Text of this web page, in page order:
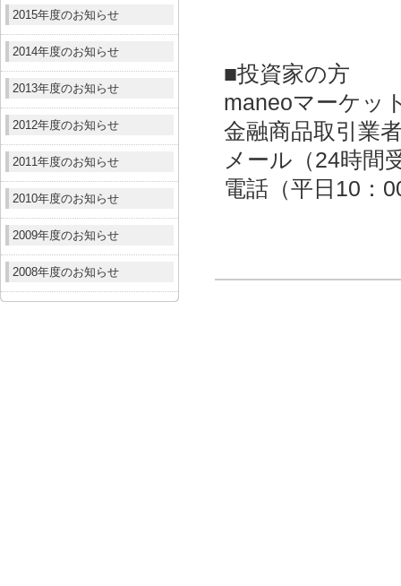
2015年度のお知らせ
2014年度のお知らせ
2013年度のお知らせ
2012年度のお知らせ
2011年度のお知らせ
2010年度のお知らせ
2009年度のお知らせ
2008年度のお知らせ
■投資家の方
maneoマーケッ
金融商品取引業
メール（24時間
電話（平日10：